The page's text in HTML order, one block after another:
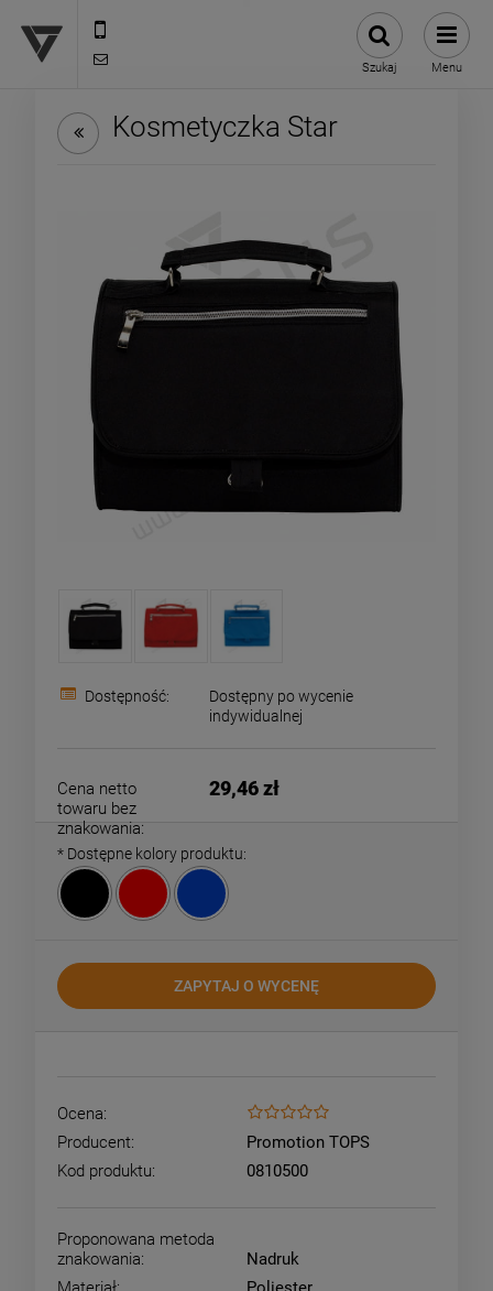
Szukaj Menu
Kosmetyczka Star
Dostępność:
Dostępny po wycenie
indywidualnej
Cena netto
towaru bez
znakowania:
29,46 zł
* Dostępne kolory produktu:
ZAPYTAJ O WYCENĘ
Ocena:
Producent:
Promotion TOPS
Kod produktu:
0810500
Proponowana metoda
znakowania:
Nadruk